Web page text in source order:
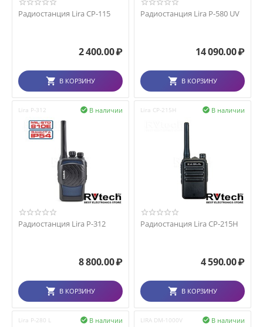
Радиостанция Lira CP-115
2 400.00₽
В КОРЗИНУ
Радиостанция Lira P-580 UV
14 090.00₽
В КОРЗИНУ
Lira P-312 В наличии

Радиостанция Lira P-312
8 800.00₽
В КОРЗИНУ
Lira CP-215H В наличии

Радиостанция Lira CP-215H
4 590.00₽
В КОРЗИНУ
Lira P-280 L В наличии
 LIRA DM-1000V В наличии
